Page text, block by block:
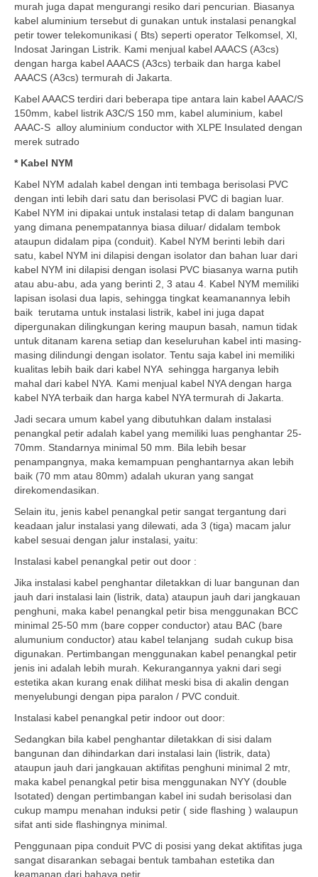
murah juga dapat mengurangi resiko dari pencurian. Biasanya
kabel aluminium tersebut di gunakan untuk instalasi penangkal
petir tower telekomunikasi ( Bts) seperti operator Telkomsel, Xl,
Indosat Jaringan Listrik. Kami menjual kabel AAACS (A3cs)
dengan harga kabel AAACS (A3cs) terbaik dan harga kabel
AAACS (A3cs) termurah di Jakarta.
Kabel AAACS terdiri dari beberapa tipe antara lain kabel AAAC/S
150mm, kabel listrik A3C/S 150 mm, kabel aluminium, kabel
AAAC-S alloy aluminium conductor with XLPE Insulated dengan
merek sutrado
* Kabel NYM
Kabel NYM adalah kabel dengan inti tembaga berisolasi PVC
dengan inti lebih dari satu dan berisolasi PVC di bagian luar.
Kabel NYM ini dipakai untuk instalasi tetap di dalam bangunan
yang dimana penempatannya biasa diluar/ didalam tembok
ataupun didalam pipa (conduit). Kabel NYM berinti lebih dari
satu, kabel NYM ini dilapisi dengan isolator dan bahan luar dari
kabel NYM ini dilapisi dengan isolasi PVC biasanya warna putih
atau abu-abu, ada yang berinti 2, 3 atau 4. Kabel NYM memiliki
lapisan isolasi dua lapis, sehingga tingkat keamanannya lebih
baik terutama untuk instalasi listrik, kabel ini juga dapat
dipergunakan dilingkungan kering maupun basah, namun tidak
untuk ditanam karena setiap dan keseluruhan kabel inti masing-
masing dilindungi dengan isolator. Tentu saja kabel ini memiliki
kualitas lebih baik dari kabel NYA sehingga harganya lebih
mahal dari kabel NYA. Kami menjual kabel NYA dengan harga
kabel NYA terbaik dan harga kabel NYA termurah di Jakarta.
Jadi secara umum kabel yang dibutuhkan dalam instalasi
penangkal petir adalah kabel yang memiliki luas penghantar 25-
70mm. Standarnya minimal 50 mm. Bila lebih besar
penampangnya, maka kemampuan penghantarnya akan lebih
baik (70 mm atau 80mm) adalah ukuran yang sangat
direkomendasikan.
Selain itu, jenis kabel penangkal petir sangat tergantung dari
keadaan jalur instalasi yang dilewati, ada 3 (tiga) macam jalur
kabel sesuai dengan jalur instalasi, yaitu:
Instalasi kabel penangkal petir out door :
Jika instalasi kabel penghantar diletakkan di luar bangunan dan
jauh dari instalasi lain (listrik, data) ataupun jauh dari jangkauan
penghuni, maka kabel penangkal petir bisa menggunakan BCC
minimal 25-50 mm (bare copper conductor) atau BAC (bare
alumunium conductor) atau kabel telanjang sudah cukup bisa
digunakan. Pertimbangan menggunakan kabel penangkal petir
jenis ini adalah lebih murah. Kekurangannya yakni dari segi
estetika akan kurang enak dilihat meski bisa di akalin dengan
menyelubungi dengan pipa paralon / PVC conduit.
Instalasi kabel penangkal petir indoor out door:
Sedangkan bila kabel penghantar diletakkan di sisi dalam
bangunan dan dihindarkan dari instalasi lain (listrik, data)
ataupun jauh dari jangkauan aktifitas penghuni minimal 2 mtr,
maka kabel penangkal petir bisa menggunakan NYY (double
Isotated) dengan pertimbangan kabel ini sudah berisolasi dan
cukup mampu menahan induksi petir ( side flashing ) walaupun
sifat anti side flashingnya minimal.
Penggunaan pipa conduit PVC di posisi yang dekat aktifitas juga
sangat disarankan sebagai bentuk tambahan estetika dan
keamanan dari bahaya petir.